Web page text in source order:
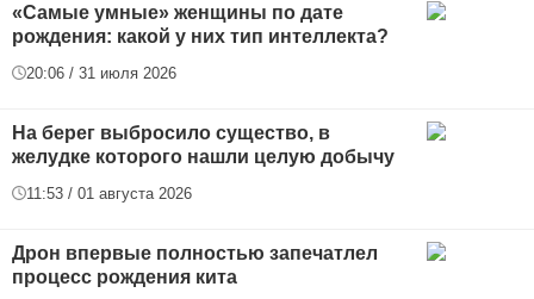
«Самые умные» женщины по дате
рождения: какой у них тип интеллекта?
20:06 / 31 июля 2026
На берег выбросило существо, в
желудке которого нашли целую добычу
11:53 / 01 августа 2026
Дрон впервые полностью запечатлел
процесс рождения кита